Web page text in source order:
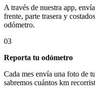
A través de nuestra app,
frente, parte trasera y
odómetro.
03
Reporta tu odómetro
Cada mes envía una foto de
sabremos cuántos km